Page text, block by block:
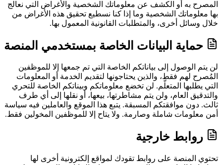
المصرح به أو الكشف عن معلوماتك الشخصية والأغراض التي نعالج
بها معلوماتك الشخصية وما إذا كنا نسطيع تحقيق هذه الأغراض من
خلال وسائل أخرى، والمتطلبات القانونية المعمول بها.
حماية البيانات الخاصة بمستخدمي المنصة
لن يتم الوصول إلى بياناتكم الخاصة التي تم جمعها إلا للموظفين
المُصرح لهم فقط، والذين يحتاجونها لتقديم الخدمة أو المعلومات
التي يطلبها المتعلّم. لن تخضع معلوماتكم وبيناتكم الخاصة للتحري
والتدقيق العام، ولن يتم مشاطرتها، بيعها، أو نقلها إلى أي طرف
ثالث. دون موافقتكم المسبقة. يتبع هذا الموقع والعاملين فيه سياسة
أمن معلومات شاملة وصارمة. ولا يتاح إلا للموظفين المخولين فقط.
روابط خارجية
تحتوي المنصة على روابط تقودك لمواقع إلكترونية أخرى لها